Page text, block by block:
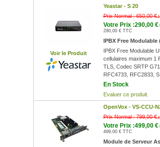
Voir le Produit
Yeastar - S 20
Prix Normal :650,00 €
Votre Prix :290,00 €
290,00 € TTC
IPBX Free Modulable
IPBX Free Modulable
cellulaires maximum 1
TLS, Codec SRTP
RFC4733, RFC2833,
En Stock
Evaluer ce produit.
OpenVox - VS-CCU-
Prix Normal :799,00 €
Votre Prix :499,00 €
499,00 € TTC
Module de Serveur